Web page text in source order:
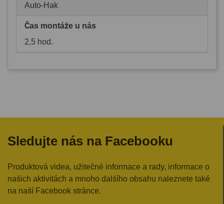
Auto-Hak
Čas montáže u nás
2,5 hod.
Sledujte nás na Facebooku
Produktová videa, užitečné informace a rady, informace o
našich aktivitách a mnoho dalšího obsahu naleznete také
na naší Facebook stránce.